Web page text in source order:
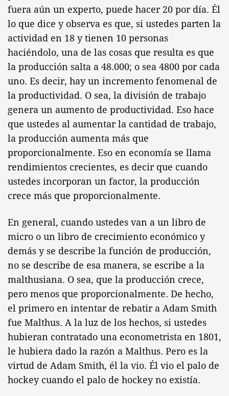
fuera aún un experto, puede hacer 20 por día. Él
lo que dice y observa es que, si ustedes parten la
actividad en 18 y tienen 10 personas
haciéndolo, una de las cosas que resulta es que
la producción salta a 48.000; o sea 4800 por cada
uno. Es decir, hay un incremento fenomenal de
la productividad. O sea, la división de trabajo
genera un aumento de productividad. Eso hace
que ustedes al aumentar la cantidad de trabajo,
la producción aumenta más que
proporcionalmente. Eso en economía se llama
rendimientos crecientes, es decir que cuando
ustedes incorporan un factor, la producción
crece más que proporcionalmente.
En general, cuando ustedes van a un libro de
micro o un libro de crecimiento económico y
demás y se describe la función de producción,
no se describe de esa manera, se escribe a la
malthusiana. O sea, que la producción crece,
pero menos que proporcionalmente. De hecho,
el primero en intentar de rebatir a Adam Smith
fue Malthus. A la luz de los hechos, si ustedes
hubieran contratado una econometrista en 1801,
le hubiera dado la razón a Malthus. Pero es la
virtud de Adam Smith, él la vio. Él vio el palo de
hockey cuando el palo de hockey no existía.